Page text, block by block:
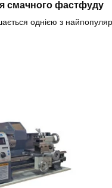
смачного фастфуду
однією з